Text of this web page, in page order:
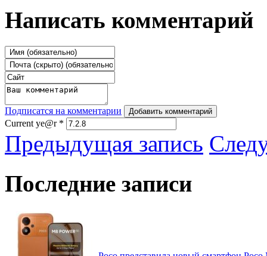
Написать комментарий
Подписатся на комментарии Добавить комментарий
Current ye@r *
Предыдущая запись
Последние записи